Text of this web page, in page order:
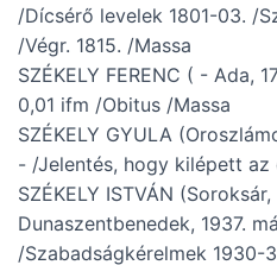
/Dícsérő levelek 1801-03. /
/Végr. 1815. /Massa
SZÉKELY FERENC ( - Ada,
0,01 ifm /Obitus /Massa
SZÉKELY GYULA
- /Jelentés, hogy kilépett az
SZÉKELY ISTVÁN
Dunaszentbenedek, 1937.
/Szabadságkérelmek 1930-